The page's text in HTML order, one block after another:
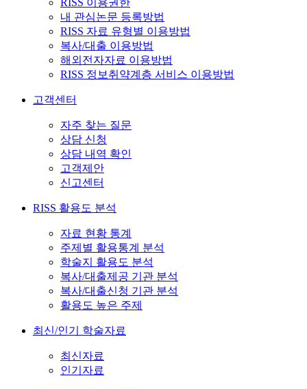
RISS 이용권한
내 관심논문 등록방법
RISS 자료 유형별 이용방법
복사/대출 이용방법
해외전자자료 이용방법
RISS 정보취약계층 서비스 이용방법
고객센터
자주 찾는 질문
상담 신청
상담 내역 확인
고객제안
신고센터
RISS 활용도 분석
자료 현황 통계
주제별 활용통계 분석
학술지 활용도 분석
복사/대출제공 기관 분석
복사/대출신청 기관 분석
활용도 높은 주제
최신/인기 학술자료
최신자료
인기자료